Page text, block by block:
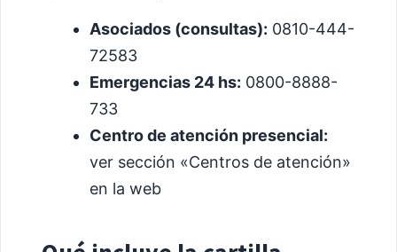
Asociados (consultas): 0810-444-
72583
Emergencias 24 hs: 0800-8888-
733
Centro de atención presencial:
ver sección «Centros de atención»
en la web